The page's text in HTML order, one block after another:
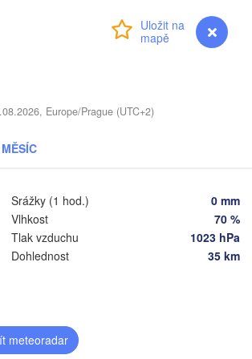
myVentusky Předpověď
Europe/Prague (UTC+2)
Srážky (1 hod.)
0 mm
Vlhkost
70 %
Tlak vzduchu
1023 hPa
Dohlednost
35 km
meteoradar
Бабруйск
(Babrujsk)
(Mazyr)
Віцебск
Магілёў
(Mahilioŭ)